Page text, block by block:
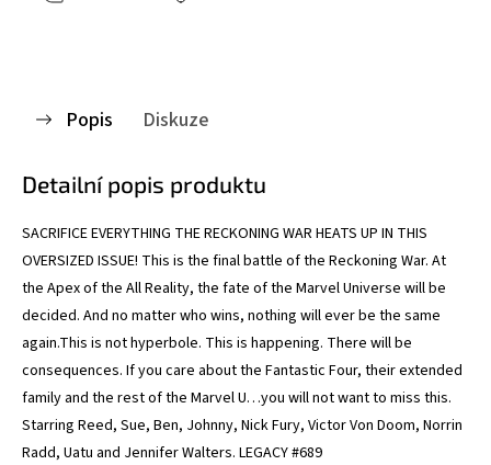
Popis Diskuze
Detailní popis produktu
SACRIFICE EVERYTHING THE RECKONING WAR HEATS UP IN THIS
OVERSIZED ISSUE! This is the final battle of the Reckoning War. At
the Apex of the All Reality, the fate of the Marvel Universe will be
decided. And no matter who wins, nothing will ever be the same
again.This is not hyperbole. This is happening. There will be
consequences. If you care about the Fantastic Four, their extended
family and the rest of the Marvel U…you will not want to miss this.
Starring Reed, Sue, Ben, Johnny, Nick Fury, Victor Von Doom, Norrin
Radd, Uatu and Jennifer Walters. LEGACY #689